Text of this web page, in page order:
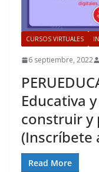
CURSOS VIRTUALES
6 septiembre, 2022
Educativa
construir y
(Inscríbete
Read More